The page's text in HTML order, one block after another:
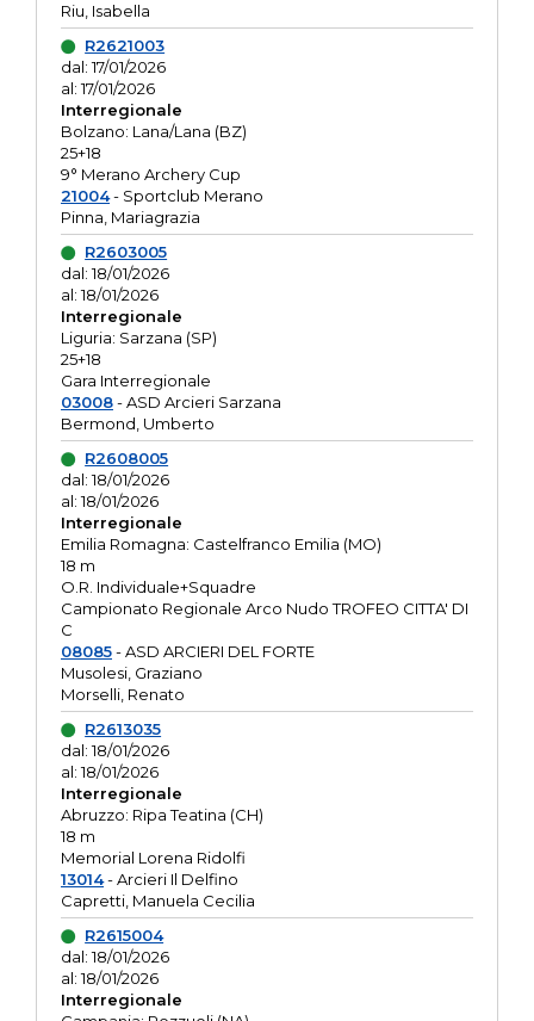
Riu, Isabella
R2621003
dal: 17/01/2026
al: 17/01/2026
Interregionale
Bolzano: Lana/Lana (BZ)
25+18
9° Merano Archery Cup
21004- Sportclub Merano
Pinna, Mariagrazia
R2603005
dal: 18/01/2026
al: 18/01/2026
Interregionale
Liguria: Sarzana (SP)
25+18
Gara Interregionale
03008- ASD Arcieri Sarzana
Bermond, Umberto
R2608005
dal: 18/01/2026
al: 18/01/2026
Interregionale
Emilia Romagna: Castelfranco Emilia (MO)
18 m
O.R. Individuale+Squadre
Campionato Regionale Arco Nudo TROFEO CITTA' DI
C
08085- ASD ARCIERI DEL FORTE
Musolesi, Graziano
Morselli, Renato
R2613035
dal: 18/01/2026
al: 18/01/2026
Interregionale
Abruzzo: Ripa Teatina (CH)
18 m
Memorial Lorena Ridolfi
13014- Arcieri Il Delfino
Capretti, Manuela Cecilia
R2615004
dal: 18/01/2026
al: 18/01/2026
Interregionale